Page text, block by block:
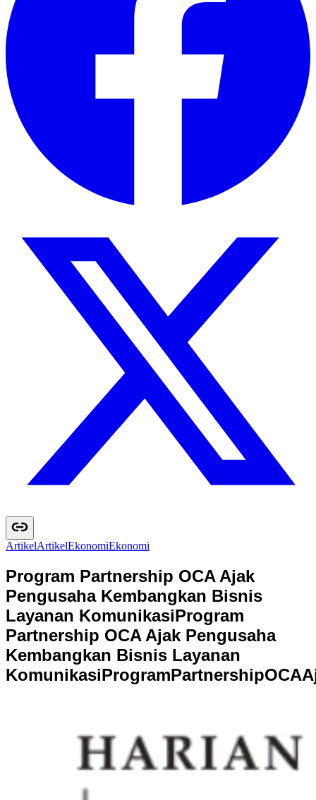
ArtikelArtikelEkonomiEkonomi
Program Partnership OCA Ajak
Pengusaha Kembangkan Bisnis
Layanan KomunikasiProgram
Partnership OCA Ajak Pengusaha
Kembangkan Bisnis Layanan
KomunikasiProgramPartnershipOCAA